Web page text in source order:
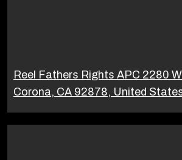
Reel Fathers Rights APC 2280
Corona, CA 92878, United